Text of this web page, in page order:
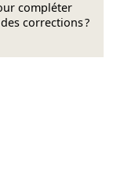
compléter
corrections ?
Bluesky
sur Facebook